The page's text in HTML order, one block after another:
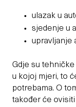
ulazak u
sjedenje u
upravljanje
Gdje su
u kojoj mjeri, to
potrebama. O
također će